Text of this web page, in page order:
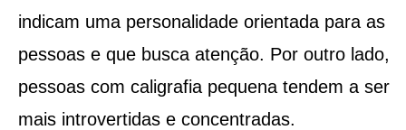
indicam uma personalidade orientada para as
pessoas e que busca atenção. Por outro lado,
pessoas com caligrafia pequena tendem a ser
mais introvertidas e concentradas.